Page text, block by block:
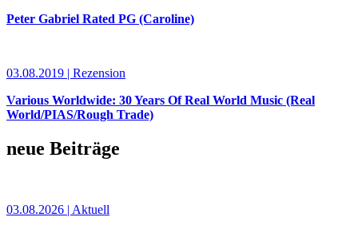
Peter Gabriel Rated PG (Caroline)
03.08.2019 | Rezension
Various Worldwide: 30 Years Of Real World Music (Real
World/PIAS/Rough Trade)
neue Beiträge
03.08.2026 | Aktuell